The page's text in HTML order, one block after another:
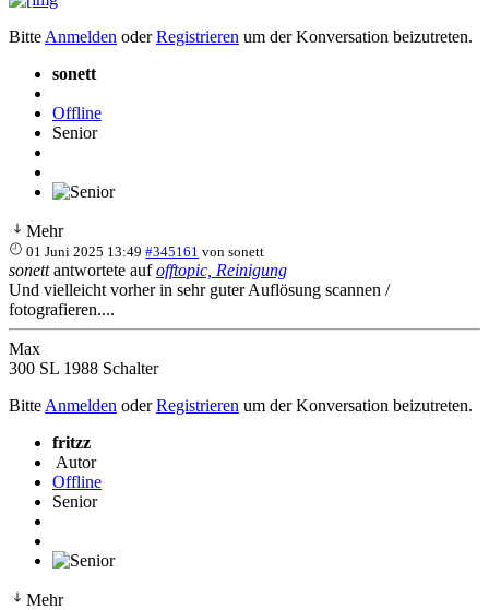
Bitte Anmelden oderRegistrieren um der Konversation beizutreten.
sonett
Offline
Senior
Mehr
01 Juni 2025 13:49 #345161 vonsonett
sonettantwortete aufofftopic, Reinigung
Und vielleicht vorher in sehr guter Auflösung scannen /
fotografieren....
Max
300 SL 1988 Schalter
Bitte Anmelden oderRegistrieren um der Konversation beizutreten.
fritzz
Autor
Offline
Senior
Mehr